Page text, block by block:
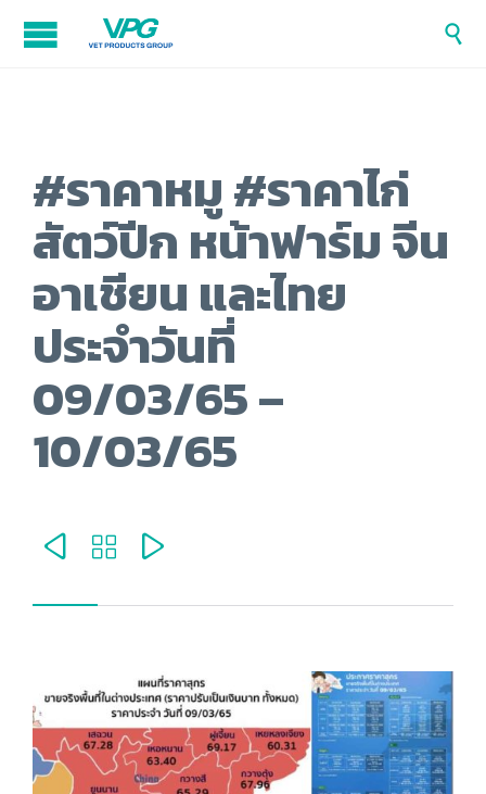

#ราคาหมู #ราคาไก่
สัตว์ปีก หน้าฟาร์ม จีน
อาเชียน และไทย
ประจำวันที่
09/03/65 –
10/03/65
  